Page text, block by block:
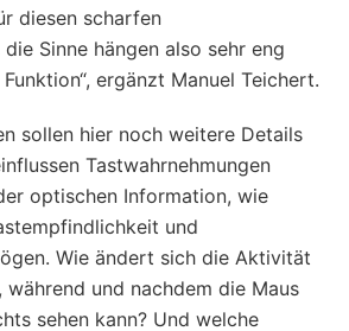
diesen scharfen
Sinne hängen also sehr eng
ergänzt Manuel Teichert.
sollen hier noch weitere Details
Tastwahrnehmungen
optischen Information, wie
und
Wie ändert sich die Aktivität
während und nachdem die Maus
sehen kann? Und welche